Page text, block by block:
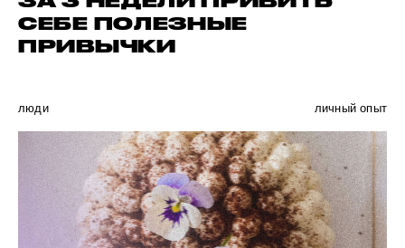
СЕБЕ ПОЛЕЗНЫЕ
ПРИВЫЧКИ
люди личный опыт